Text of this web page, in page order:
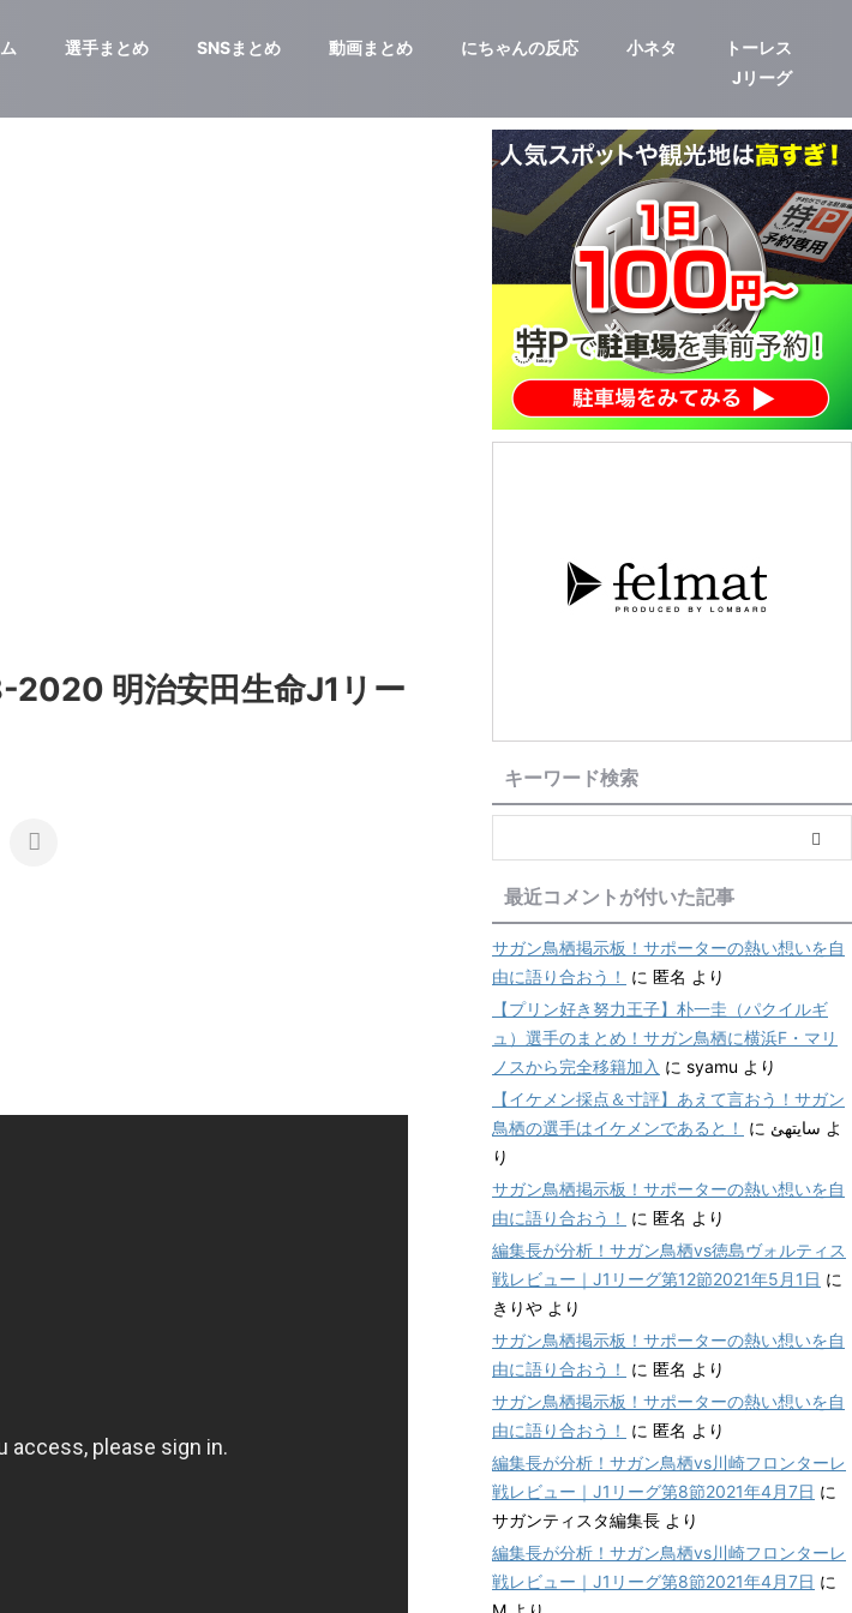
選手まとめ SNSまとめ 動画まとめ にちゃんの反応 小ネタ
トーレス
Jリーグ
2020 明治安田生命J1リー
キーワード検索
最近コメントが付いた記事
サガン鳥栖掲示板！サポーターの熱い想いを自
由に語り合おう！
に 匿名 より
【プリン好き努力王子】朴一圭（パクイルギ
ュ）選手のまとめ！サガン鳥栖に横浜F・マリ
ノスから完全移籍加入 に syamu より
【イケメン採点＆寸評】あえて言おう！サガン
鳥栖の選手はイケメンであると！
に سایتهئ よ
り
サガン鳥栖掲示板！サポーターの熱い想いを自
由に語り合おう！
に 匿名 より
編集長が分析！サガン鳥栖vs徳島ヴォルティス
戦レビュー｜J1リーグ第12節2021年5月1日 に
きりや より
サガン鳥栖掲示板！サポーターの熱い想いを自
由に語り合おう！
に 匿名 より
サガン鳥栖掲示板！サポーターの熱い想いを自
由に語り合おう！
に 匿名 より
編集長が分析！サガン鳥栖vs川崎フロンターレ
戦レビュー｜J1リーグ第8節2021年4月7日 に
サガンティスタ編集長 より
編集長が分析！サガン鳥栖vs川崎フロンターレ
戦レビュー｜J1リーグ第8節2021年4月7日 に